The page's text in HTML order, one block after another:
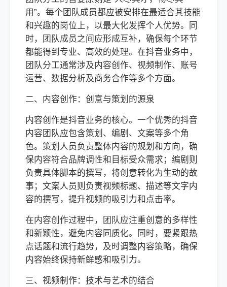
用”。每个团队成员都应被安排在最适合其技能
和兴趣的岗位上，以最大化发挥个人优势。同
时，团队成员之间应形成互补，确保每个环节
都能得到专业、高效的处理。在抖音业务中，
团队分工通常涉及内容创作、视频制作、账号
运营、数据分析及商务合作等多个方面。
二、内容创作：创意与策划的源泉
内容创作是抖音业务的核心。一个优秀的抖音
内容团队应包含策划、编剧、文案等多个角
色。策划人员负责整体内容的规划和方向，确
保内容符合品牌调性和目标受众需求；编剧则
负责具体脚本的撰写，将创意转化为生动的故
事；文案人员则负责视频标题、描述等文字内
容的撰写，提升视频的吸引力和点击率。
在内容创作过程中，团队应注重创意的多样性
和新颖性，避免内容同质化。同时，要紧跟热
点话题和流行趋势，及时调整内容策略，确保
内容始终保持新鲜感和吸引力。
三、视频制作：技术与艺术的结合